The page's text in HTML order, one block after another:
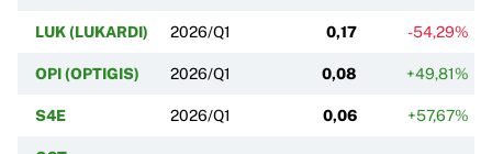
LUK (LUKARDI) 2026/Q1 0,17 -54,29%
OPI (OPTIGIS) 2026/Q1 0,08 +49,81%
S4E 2026/Q1 0,06 +57,67%